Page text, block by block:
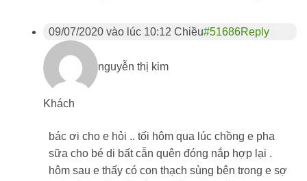
09/07/2020 vào lúc 10:12 Chiều#51686Reply
nguyễn thị kim
Khách
bác ơi cho e hỏi .. tối hôm qua lúc chồng e pha
sữa cho bé di bất cẫn quên đóng nắp hợp lại .
hôm sau e thấy có con thạch sùng bên trong e sợ